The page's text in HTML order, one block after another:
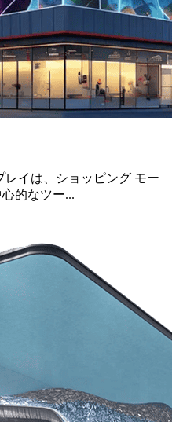
イは、ショッピング モー
的なツー...